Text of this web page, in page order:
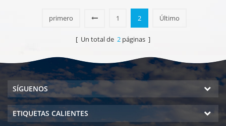
primero
1 2 Último
[ Un total de 2 páginas ]
SÍGUENOS
ETIQUETAS CALIENTES